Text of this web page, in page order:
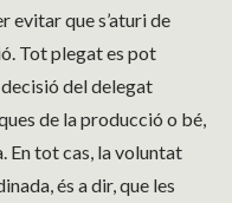
evitar que s’aturi de
Tot plegat es pot
del delegat
de la producció o bé,
En tot cas, la voluntat
és a dir, que les